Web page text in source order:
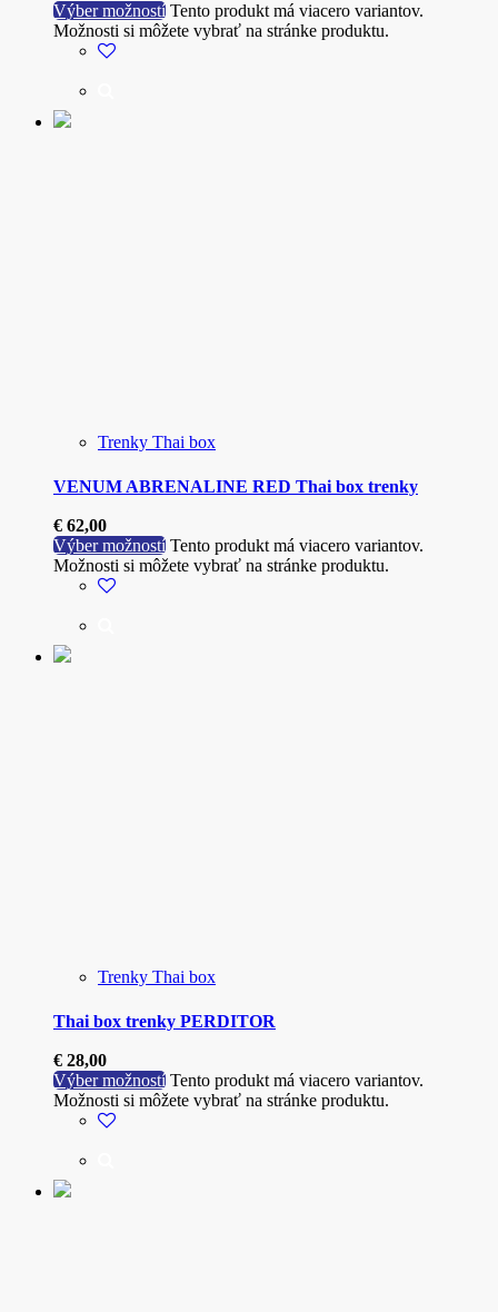
Výber možností Tento produkt má viacero variantov.
Možnosti si môžete vybrať na stránke produktu.
Trenky Thai box
VENUM ABRENALINE RED Thai box trenky
€ 62,00
Výber možností Tento produkt má viacero variantov.
Možnosti si môžete vybrať na stránke produktu.
Trenky Thai box
Thai box trenky PERDITOR
€ 28,00
Výber možností Tento produkt má viacero variantov.
Možnosti si môžete vybrať na stránke produktu.